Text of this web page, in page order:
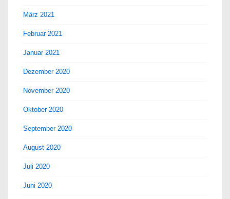
März 2021
Februar 2021
Januar 2021
Dezember 2020
November 2020
Oktober 2020
September 2020
August 2020
Juli 2020
Juni 2020